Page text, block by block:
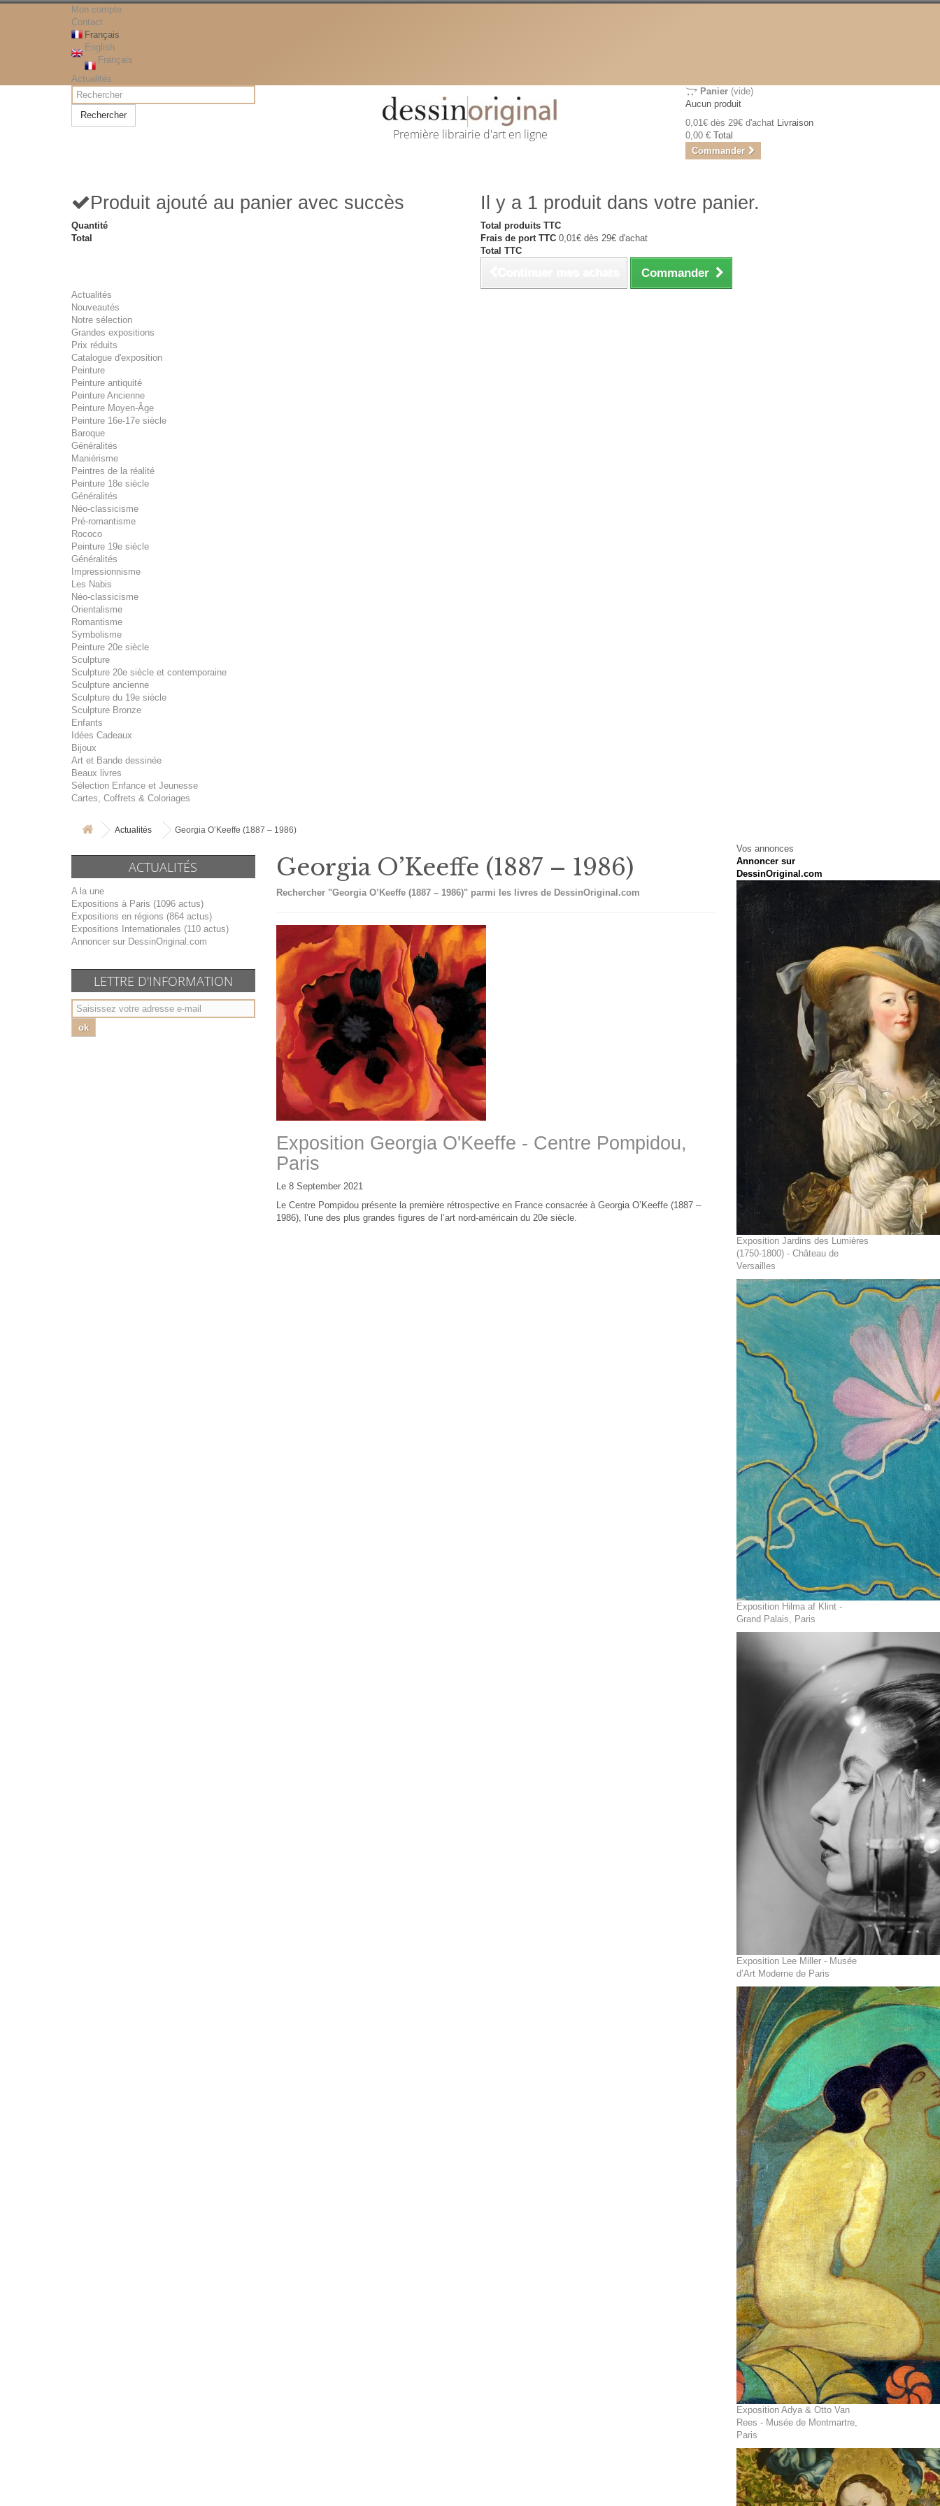
Mon compte
Contact
Français
English
Français
Actualités
Rechercher
Première librairie d'art en ligne
Panier (vide)
Aucun produit
0,01€ dès 29€ d'achat Livraison
0,00 € Total
Commander
Produit ajouté au panier avec succès
Quantité
Total
Il y a 1 produit dans votre panier.
Total produits TTC
Frais de port TTC 0,01€ dès 29€ d'achat
Total TTC
Commander
Actualités
Nouveautés
Notre sélection
Grandes expositions
Prix réduits
Catalogue d'exposition
Peinture
Peinture antiquité
Peinture Ancienne
Peinture Moyen-Âge
Peinture 16e-17e siècle
Baroque
Généralités
Maniérisme
Peintres de la réalité
Peinture 18e siècle
Généralités
Néo-classicisme
Pré-romantisme
Rococo
Peinture 19e siècle
Généralités
Impressionnisme
Les Nabis
Néo-classicisme
Orientalisme
Romantisme
Symbolisme
Peinture 20e siècle
Sculpture
Sculpture 20e siècle et contemporaine
Sculpture ancienne
Sculpture du 19e siècle
Sculpture Bronze
Enfants
Idées Cadeaux
Bijoux
Art et Bande dessinée
Beaux livres
Sélection Enfance et Jeunesse
Cartes, Coffrets & Coloriages
Actualités Georgia O’Keeffe (1887 – 1986)
ACTUALITÉS
A la une
Expositions à Paris (1096 actus)
Expositions en régions (864 actus)
Expositions Internationales (110 actus)
Annoncer sur DessinOriginal.com
LETTRE D'INFORMATION
ok
Georgia O’Keeffe (1887 – 1986)
Rechercher "Georgia O’Keeffe (1887 – 1986)" parmi les livres de DessinOriginal.com
Exposition Georgia O'Keeffe - Centre Pompidou,
Paris
Le 8 September 2021
Le Centre Pompidou présente la première rétrospective en France consacrée à Georgia O’Keeffe (1887 –
1986), l’une des plus grandes figures de l’art nord-américain du 20e siècle.
Vos annonces
Annoncer sur
DessinOriginal.com
Exposition Jardins des Lumières
(1750-1800) - Château de
Versailles
Exposition Hilma af Klint -
Grand Palais, Paris
Exposition Lee Miller - Musée
d’Art Moderne de Paris
Exposition Adya & Otto Van
Rees - Musée de Montmartre,
Paris